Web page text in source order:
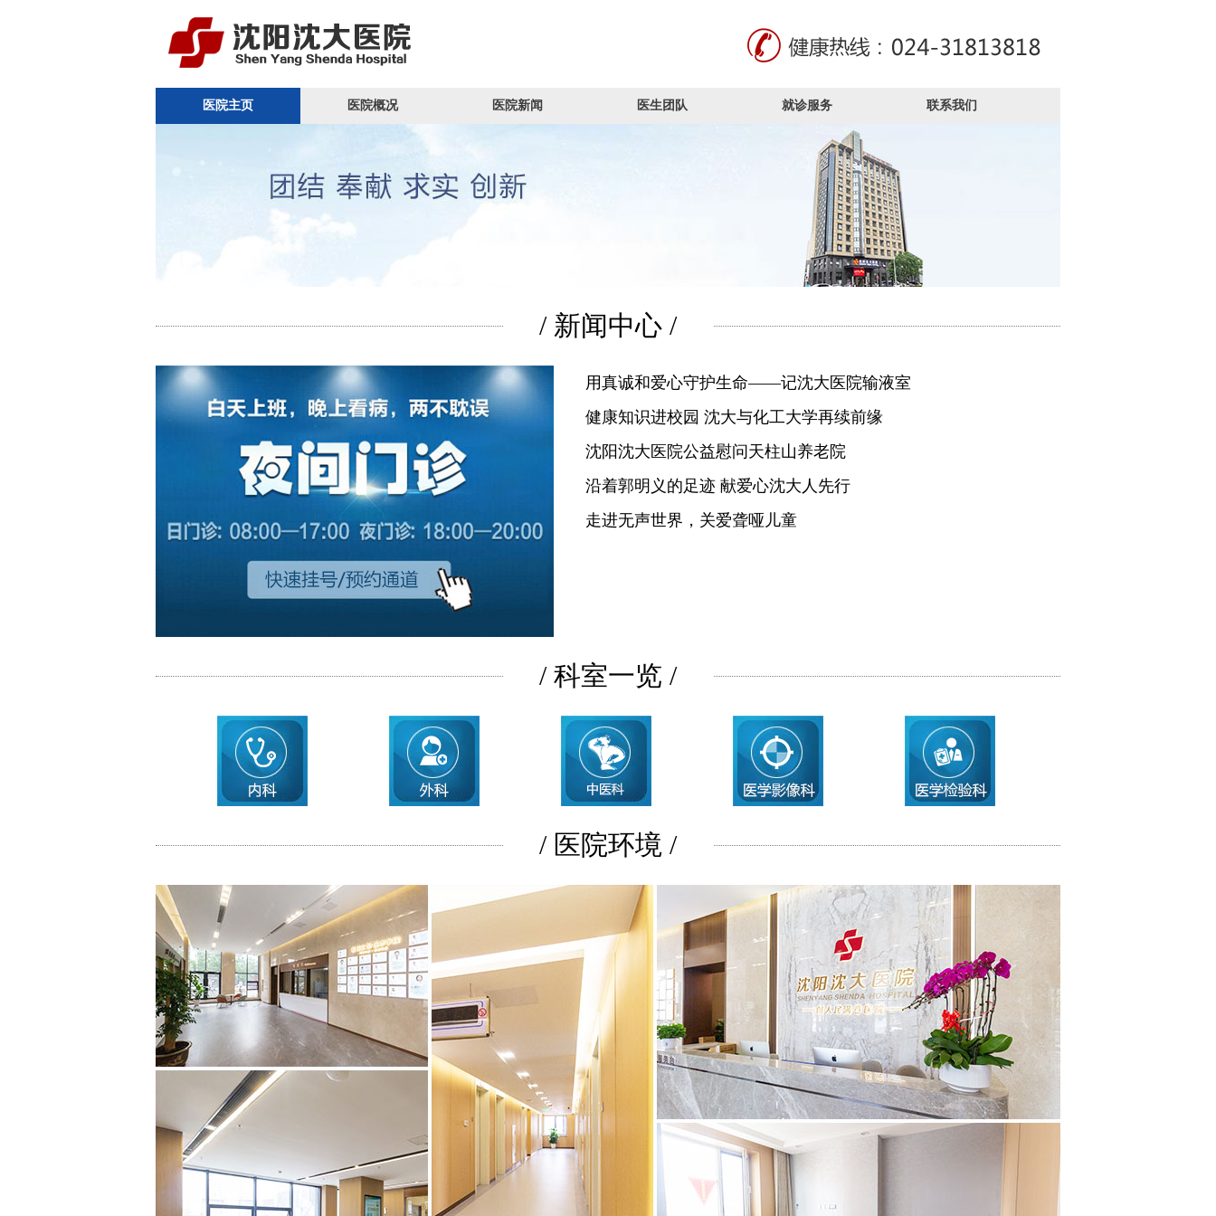
医院主页 医院概况 医院新闻 医生团队 就诊服务 联系我们
/ 新闻中心 /
用真诚和爱心守护生命——记沈大医院输液室
健康知识进校园 沈大与化工大学再续前缘
沈阳沈大医院公益慰问天柱山养老院
沿着郭明义的足迹 献爱心沈大人先行
走进无声世界，关爱聋哑儿童
/ 科室一览 /
/ 医院环境 /